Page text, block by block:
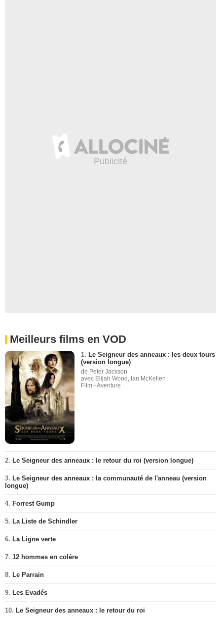
Meilleurs films en VOD
1. Le Seigneur des anneaux : les deux tours
(version longue)
de Peter Jackson
avec Elijah Wood, Ian McKellen
Film - Aventure
2. Le Seigneur des anneaux : le retour du roi (version longue)
3. Le Seigneur des anneaux : la communauté de l'anneau (version
longue)
4. Forrest Gump
5. La Liste de Schindler
6. La Ligne verte
7. 12 hommes en colère
8. Le Parrain
9. Les Evadés
10. Le Seigneur des anneaux : le retour du roi